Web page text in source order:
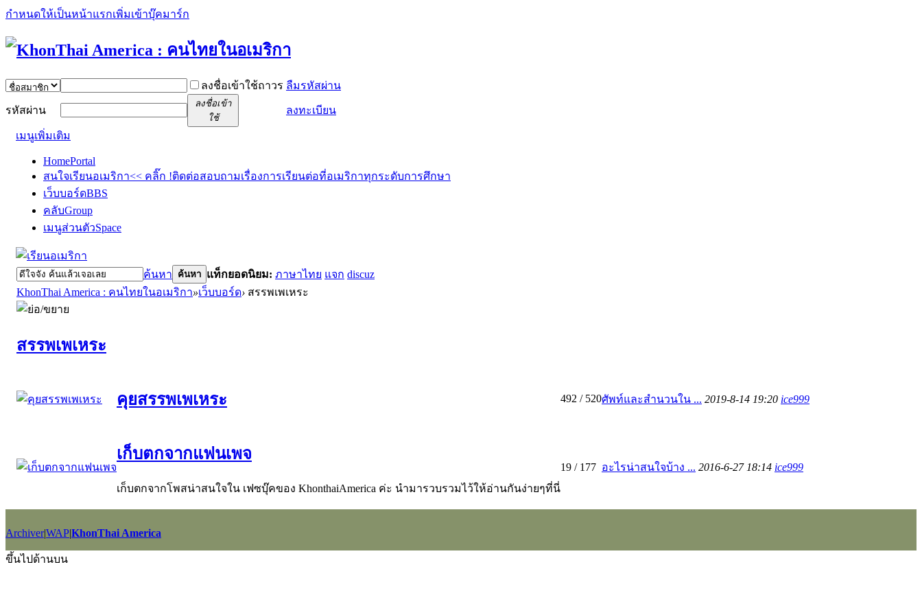
กำหนดให้เป็นหน้าแรกเพิ่มเข้าบุ๊คมาร์ก
ลงชื่อเข้าใช้ถาวร ลืมรหัสผ่าน
รหัสผ่าน
ลงชื่อเข้า
ใช้
ลงทะเบียน
เมนูเพิ่มเติม
HomePortal
สนใจเรียนอเมริกา<< คลิ๊ก !ติดต่อสอบถามเรื่องการเรียนต่อที่อเมริกาทุกระดับการศึกษา
เว็บบอร์ดBBS
คลับGroup
เมนูส่วนตัวSpace
ค้นหา ค้นหา แท็กยอดนิยม: ภาษาไทย แจก discuz
KhonThai America : คนไทยในอเมริกา»เว็บบอร์ด› สรรพเพเหระ
สรรพเพเหระ
คุยสรรพเพเหระ 492 / 520ศัพท์และสำนวนใน ... 2019-8-14 19:20 ice999
เก็บตกจากแฟนเพจ
เก็บตกจากโพสน่าสนใจใน เฟซบุ๊คของ KhonthaiAmerica ค่ะ นำมารวบรวมไว้ให้อ่านกันง่ายๆที่นี่
19 / 177 อะไรน่าสนใจบ้าง ... 2016-6-27 18:14 ice999
Archiver|WAP|KhonThai America
GMT+7, 2026-8-6 10:54
ขึ้นไปด้านบน